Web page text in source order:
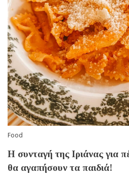
Food
Η συνταγή της Ιριάνας για
θα αγαπήσουν τα παιδιά!